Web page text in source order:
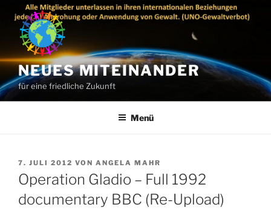
Inhalt
springen
NEUES MITEINANDER
für eine friedliche Zukunft
Menü
VERÖFFENTLICHT
AM
7. JULI 2012 VON ANGELA MAHR
Operation Gladio – Full 1992
documentary BBC (Re-Upload)